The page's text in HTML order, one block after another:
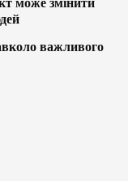
може змінити
важливого